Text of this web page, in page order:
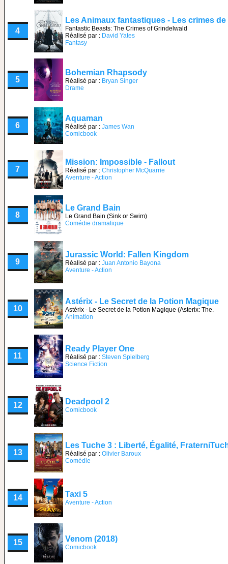
4
Les Animaux fantastiques - Les crimes
Fantastic Beasts: The Crimes of Grindelwald
Réalisé par : David Yates
Fantasy
5
Bohemian Rhapsody
Réalisé par : Bryan Singer
Drame
6
Aquaman
Réalisé par : James Wan
Comicbook
7
Mission: Impossible - Fallout
Réalisé par : Christopher McQuarrie
Aventure - Action
8
Le Grand Bain
Le Grand Bain (Sink or Swim)
Comédie dramatique
9
Jurassic World: Fallen Kingdom
Réalisé par : Juan Antonio Bayona
Aventure - Action
10
Astérix - Le Secret de la Potion Magique
Astérix - Le Secret de la Potion Magique (Asterix: The.
Animation
11
Ready Player One
Réalisé par : Steven Spielberg
Science Fiction
12 Deadpool 2
Comicbook
13
Les Tuche 3 : Liberté, Égalité,
Réalisé par : Olivier Baroux
Comédie
14 Taxi 5
Aventure - Action
15 Venom (2018)
Comicbook